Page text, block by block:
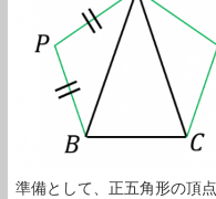
準備として、正五角形の頂